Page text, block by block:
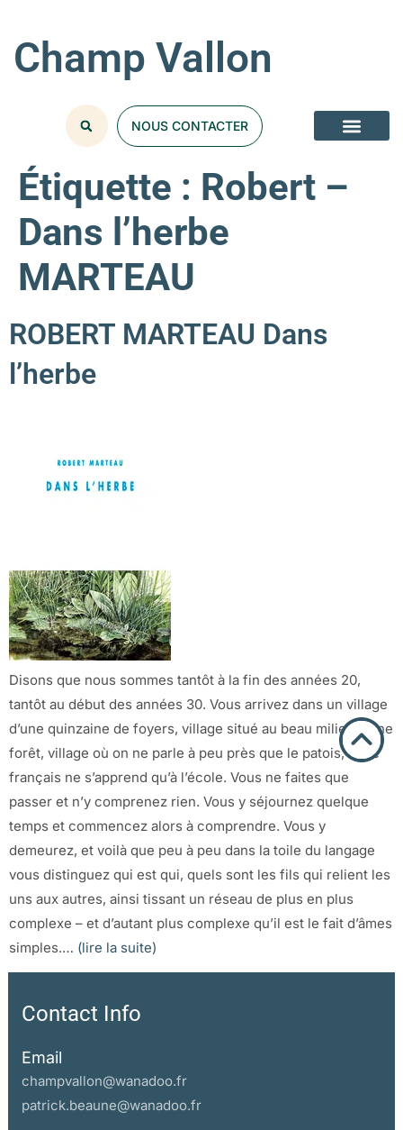
Champ Vallon
NOUS CONTACTER
Étiquette : Robert –
Dans l’herbe
MARTEAU
ROBERT MARTEAU Dans
l’herbe
Disons que nous sommes tantôt à la fin des années 20,
tantôt au début des années 30. Vous arrivez dans un village
d’une quinzaine de foyers, village situé au beau milieu d’une
forêt, village où on ne parle à peu près que le patois, où le
français ne s’apprend qu’à l’école. Vous ne faites que
passer et n’y comprenez rien. Vous y séjournez quelque
temps et commencez alors à comprendre. Vous y
demeurez, et voilà que peu à peu dans la toile du langage
vous distinguez qui est qui, quels sont les fils qui relient les
uns aux autres, ainsi tissant un réseau de plus en plus
complexe – et d’autant plus complexe qu’il est le fait d’âmes
simples.… (lire la suite)
Contact Info
Email
champvallon@wanadoo.fr
patrick.beaune@wanadoo.fr